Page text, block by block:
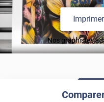
Nos graphistes